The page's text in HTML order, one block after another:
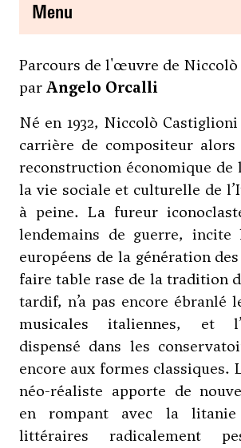
menu
Parcours de l'œuvre de
parAngelo Orcalli
Né en 1932, Niccolò
carrière de compositeur
reconstruction économique de
la vie sociale et culturelle de
à peine. La fureur
lendemains de guerre, incite
européens de la génération des
faire table rase de la tradition
tardif, n’a pas encore ébranlé
musicales italiennes, et
dispensé dans les
encore aux formes classiques.
néo-réaliste apporte de
en rompant avec la
littéraires radicalement